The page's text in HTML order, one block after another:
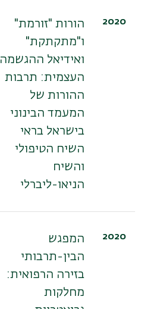
2020
הורות "זורמת"
ו"מתקתקת"
ואידיאל ההגשמה
העצמית: תרבות
ההורות של
המעמד הבינוני
בישראל בראי
השיח הטיפולי
והשיח
הניאו-ליברלי
2020
המפגש
הבין-תרבותי
בזירה הרפואית:
מחלקות